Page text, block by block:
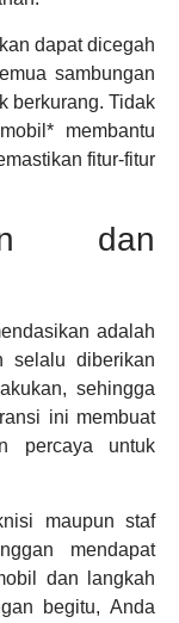
dapat dicegah
sambungan
berkurang. Tidak
membantu
fitur-fitur
dan
adalah
selalu diberikan
sehingga
ini membuat
percaya untuk
maupun staf
mendapat
dan langkah
begitu, Anda